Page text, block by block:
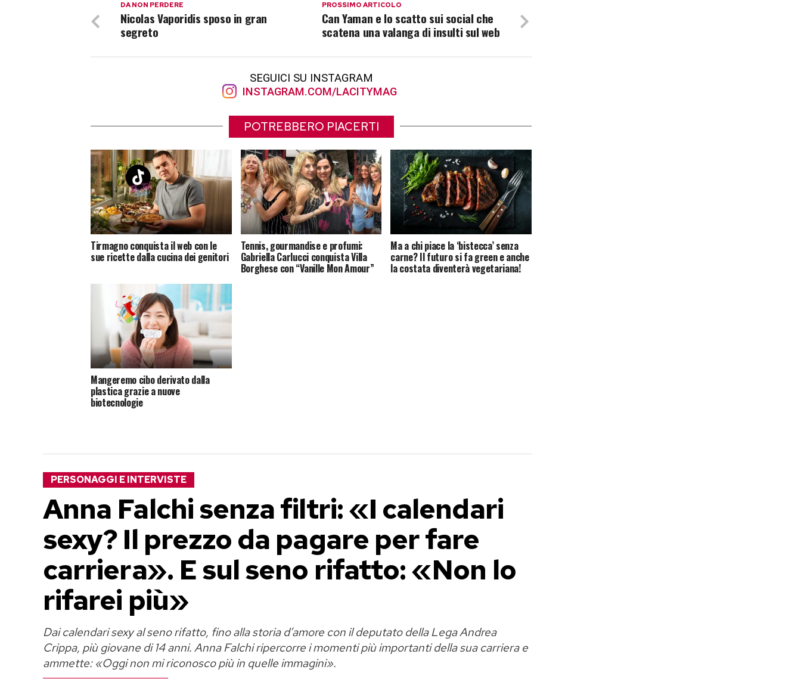
PROSSIMO ARTICOLO
Can Yaman e lo scatto sui social che
scatena una valanga di insulti sul web
DA NON PERDERE
Nicolas Vaporidis sposo in gran
segreto
SEGUICI SU INSTAGRAM
INSTAGRAM.COM/LACITYMAG
POTREBBERO PIACERTI
Tirmagno conquista il web con le
sue ricette dalla cucina dei genitori
Tennis, gourmandise e profumi:
Gabriella Carlucci conquista Villa
Borghese con “Vanille Mon Amour”
Ma a chi piace la ‘bistecca’ senza
carne? Il futuro si fa green e anche
la costata diventerà vegetariana!
Mangeremo cibo derivato dalla
plastica grazie a nuove
biotecnologie
PERSONAGGI E INTERVISTE
Anna Falchi senza filtri: «I calendari
sexy? Il prezzo da pagare per fare
carriera». E sul seno rifatto: «Non lo
rifarei più»
Dai calendari sexy al seno rifatto, fino alla storia d’amore con il deputato della Lega Andrea
Crippa, più giovane di 14 anni. Anna Falchi ripercorre i momenti più importanti della sua carriera e
ammette: «Oggi non mi riconosco più in quelle immagini».